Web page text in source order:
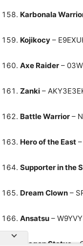
Karbonala
Kojikocy –
Axe Raider –
Zanki –
Battle Warrior –
Hero of the East
Supporter in the
Dream Clown –
Ansatsu –
Dragon Statue–